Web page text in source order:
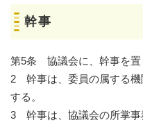
幹事
第5条 協議会に、幹事を置
2 幹事は、委員の属する機
する。
3 幹事は、協議会の所掌事